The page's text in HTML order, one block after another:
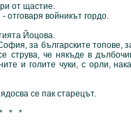
от щастие.
войникът гордо.
Йоцова.
за българските топове, за
струва, че някъде в
и голите чуки, с орли,
се пак старецът.
* * *